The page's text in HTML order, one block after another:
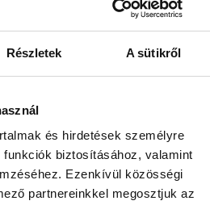
Részletek A sütikről
és hirdetések személyre
biztosításához, valamint
Ezenkívül közösségi
partnereinkkel megosztjuk az
Beliema Expert intim krém
50ml
HOL ELÉRHETŐ?